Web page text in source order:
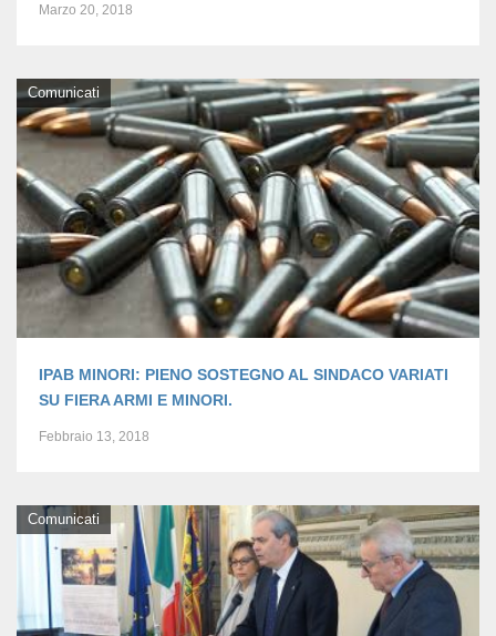
Marzo 20, 2018
Comunicati
IPAB MINORI: PIENO SOSTEGNO AL SINDACO VARIATI
SU FIERA ARMI E MINORI.
Febbraio 13, 2018
Comunicati